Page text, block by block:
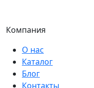
Компания
О нас
Каталог
Блог
Контакты